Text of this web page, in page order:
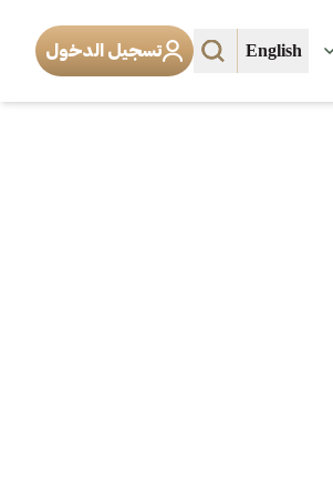
English تسجيل الدخول